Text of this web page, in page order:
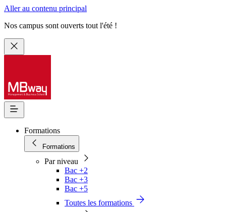
Aller au contenu principal
Nos campus sont ouverts tout l'été !
Formations
Formations
Par niveau
Bac +2
Bac +3
Bac +5
Toutes les formations